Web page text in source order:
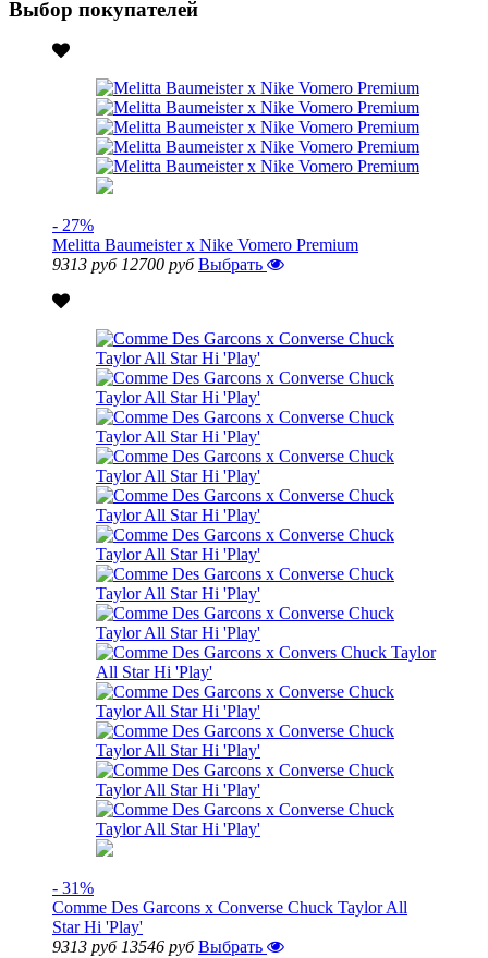
Выбор покупателей
- 27%
Melitta Baumeister x Nike Vomero Premium
9313 руб 12700 руб Выбрать
- 31%
Comme Des Garcons x Converse Chuck Taylor All
Star Hi 'Play'
9313 руб 13546 руб Выбрать